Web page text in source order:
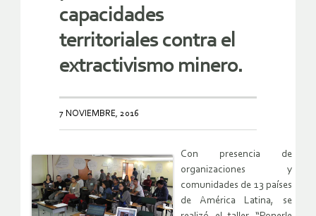
capacidades
territoriales contra el
extractivismo minero.
7 NOVIEMBRE, 2016
Con presencia de
organizaciones y
comunidades de 13 países
de América Latina, se